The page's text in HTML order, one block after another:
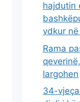
hajdutin
vdkur
Rama
largohen
34-